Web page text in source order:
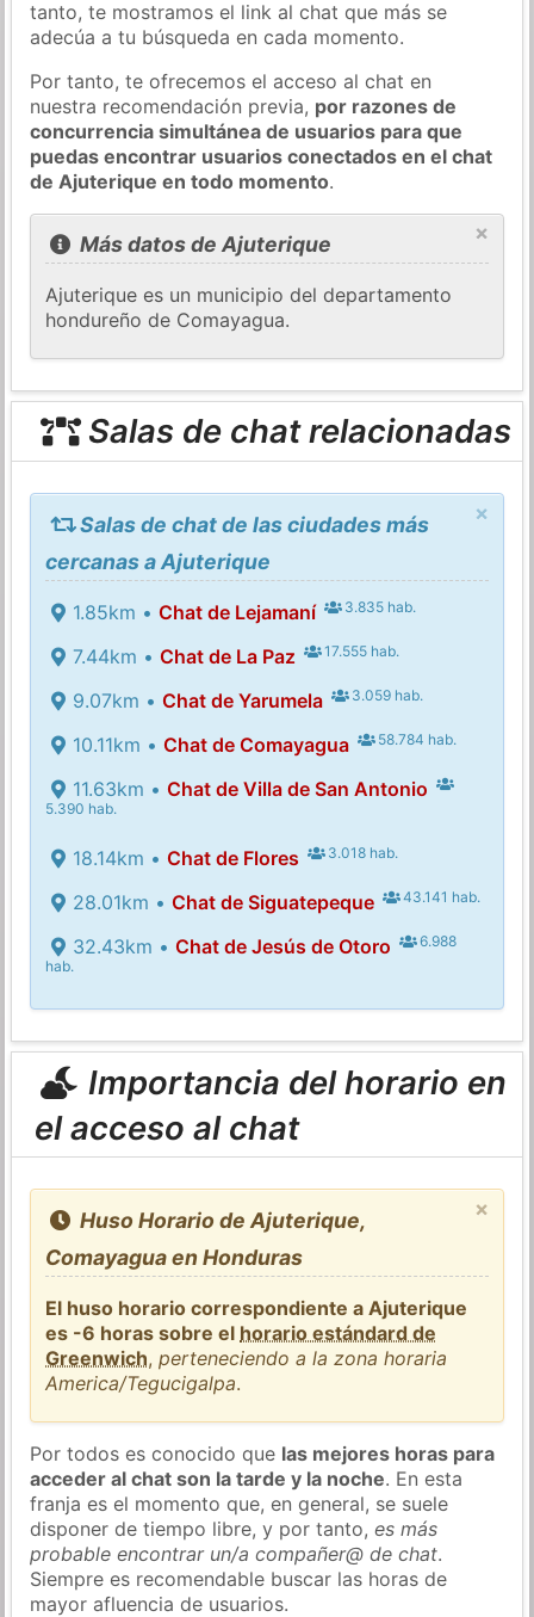
tanto, te mostramos el link al chat que más se
adecúa a tu búsqueda en cada momento.
Por tanto, te ofrecemos el acceso al chat en
nuestra recomendación previa, por razones de
concurrencia simultánea de usuarios para que
puedas encontrar usuarios conectados en el chat
de Ajuterique en todo momento.
×
Más datos de Ajuterique
Ajuterique es un municipio del departamento
hondureño de Comayagua.
Salas de chat relacionadas
×
Salas de chat de las ciudades más
cercanas a Ajuterique
1.85km • Chat de Lejamaní 3.835 hab.
7.44km • Chat de La Paz 17.555 hab.
9.07km • Chat de Yarumela 3.059 hab.
10.11km • Chat de Comayagua 58.784 hab.
11.63km • Chat de Villa de San Antonio
5.390 hab.
18.14km • Chat de Flores 3.018 hab.
28.01km • Chat de Siguatepeque 43.141 hab.
32.43km • Chat de Jesús de Otoro
6.988
hab.
Importancia del horario en
el acceso al chat
×
Huso Horario de Ajuterique,
Comayagua en Honduras
El huso horario correspondiente a Ajuterique
es -6 horas sobre el horario estándard de
Greenwich,perteneciendo a la zona horaria
America/Tegucigalpa.
Por todos es conocido que las mejores horas para
acceder al chat son la tarde y la noche. En esta
franja es el momento que, en general, se suele
disponer de tiempo libre, y por tanto,es más
probable encontrar un/a compañer@ de chat.
Siempre es recomendable buscar las horas de
mayor afluencia de usuarios.